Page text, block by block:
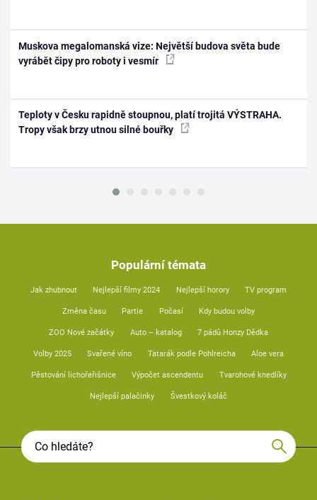
Muskova megalomanská vize: Největší budova světa bude
vyrábět čipy pro roboty i vesmír
Teploty v Česku rapidně stoupnou, platí trojitá VÝSTRAHA.
Tropy však brzy utnou silné bouřky
Populární témata
Jak zhubnout Nejlepší filmy 2024 Nejlepší horory TV program
Změna času Partie Počasí Kdy budou volby
ZOO Nové začátky Auto – katalog 7 pádů Honzy Dědka
Volby 2025 Svařené víno Tatarák podle Pohlreicha Aloe vera
Pěstování lichořeřišnice Výpočet ascendentu Tvarohové knedlíky
Nejlepší palačinky Švestkový koláč